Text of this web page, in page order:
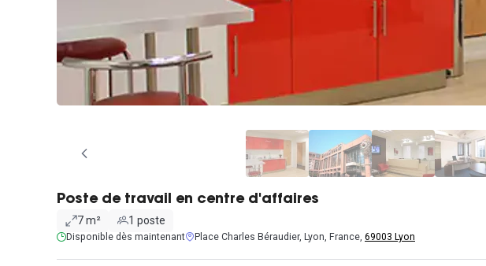
Poste de travail en centre d'affaires
7 m² 1 poste
Disponible dès maintenant Place Charles Béraudier, Lyon, France, 69003 Lyon